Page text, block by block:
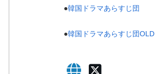
●韓国ドラマあらすじ団
●韓国ドラマあらすじ団OLD